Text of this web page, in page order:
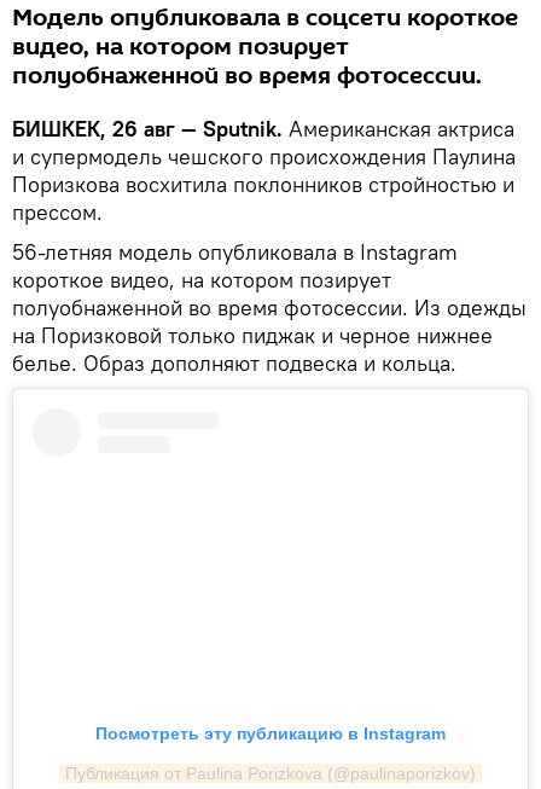
Модель опубликовала в соцсети короткое
видео, на котором позирует
полуобнаженной во время фотосессии.
БИШКЕК, 26 авг — Sputnik. Американская актриса
и супермодель чешского происхождения Паулина
Поризкова восхитила поклонников стройностью и
прессом.
56-летняя модель опубликовала в Instagram
короткое видео, на котором позирует
полуобнаженной во время фотосессии. Из одежды
на Поризковой только пиджак и черное нижнее
белье. Образ дополняют подвеска и кольца.
Посмотреть эту публикацию в Instagram
Публикация от Paulina Porizkova (@paulinaporizkov)